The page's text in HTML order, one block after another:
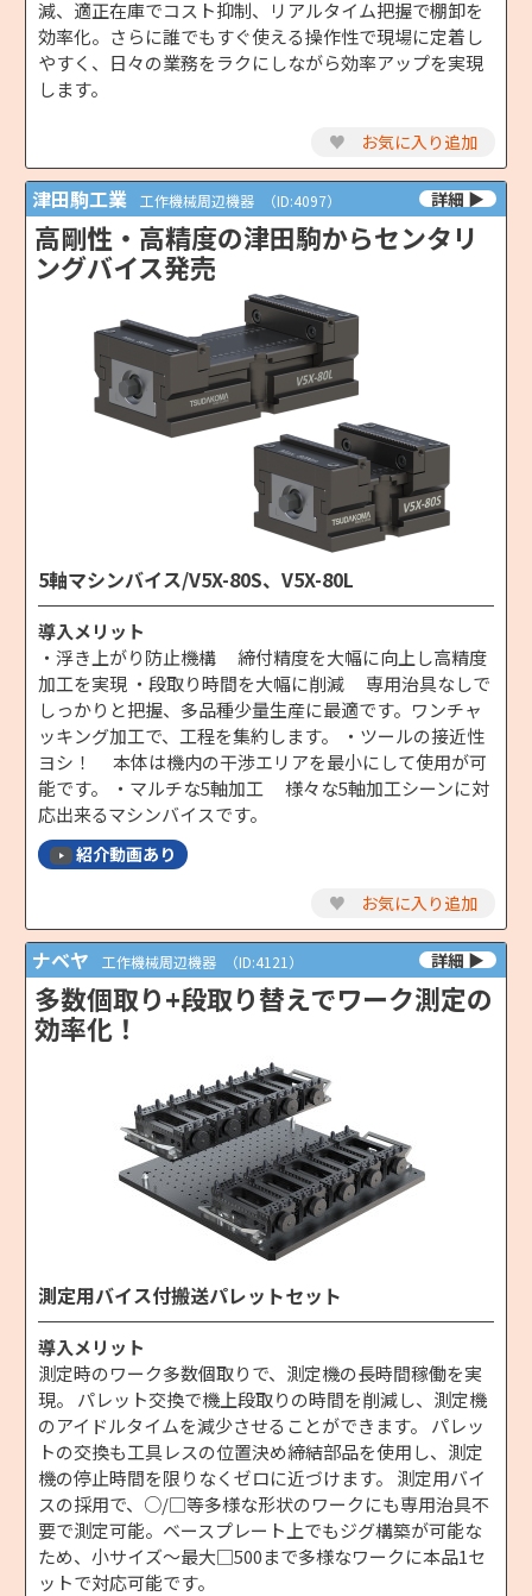
減、適正在庫でコスト抑制、リアルタイム把握で棚卸を
効率化。さらに誰でもすぐ使える操作性で現場に定着し
やすく、日々の業務をラクにしながら効率アップを実現
します。
♥ お気に入り追加
津田駒工業 工作機械周辺機器 （ID:4097）
高剛性・高精度の津田駒からセンタリ
ングバイス発売
5軸マシンバイス/V5X-80S、V5X-80L
導入メリット
・浮き上がり防止機構 締付精度を大幅に向上し高精度
加工を実現 ・段取り時間を大幅に削減 専用治具なしで
しっかりと把握、多品種少量生産に最適です。ワンチャ
ッキング加工で、工程を集約します。 ・ツールの接近性
ヨシ！ 本体は機内の干渉エリアを最小にして使用が可
能です。 ・マルチな5軸加工 様々な5軸加工シーンに対
応出来るマシンバイスです。
紹介動画あり
♥ お気に入り追加
ナベヤ 工作機械周辺機器 （ID:4121）
多数個取り+段取り替えでワーク測定の
効率化！
測定用バイス付搬送パレットセット
導入メリット
測定時のワーク多数個取りで、測定機の長時間稼働を実
現。 パレット交換で機上段取りの時間を削減し、測定機
のアイドルタイムを減少させることができます。 パレッ
トの交換も工具レスの位置決め締結部品を使用し、測定
機の停止時間を限りなくゼロに近づけます。 測定用バイ
スの採用で、○/□等多様な形状のワークにも専用治具不
要で測定可能。ベースプレート上でもジグ構築が可能な
ため、小サイズ～最大□500まで多様なワークに本品1セ
ットで対応可能です。